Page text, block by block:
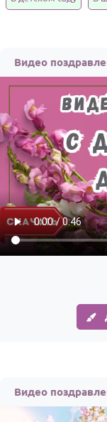
Женщине
Мужчине
Маме
Папе
Детям
Все
По годам
Видео
Видео